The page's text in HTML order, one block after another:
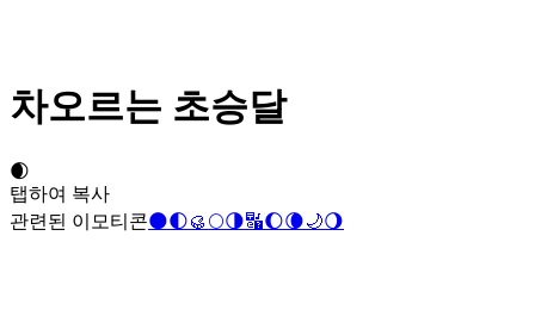
차오르는 초승달
🌒
탭하여 복사
관련된 이모티콘🌑🌓🥮 🌕🌗🔣🌔🌘🌙🌖